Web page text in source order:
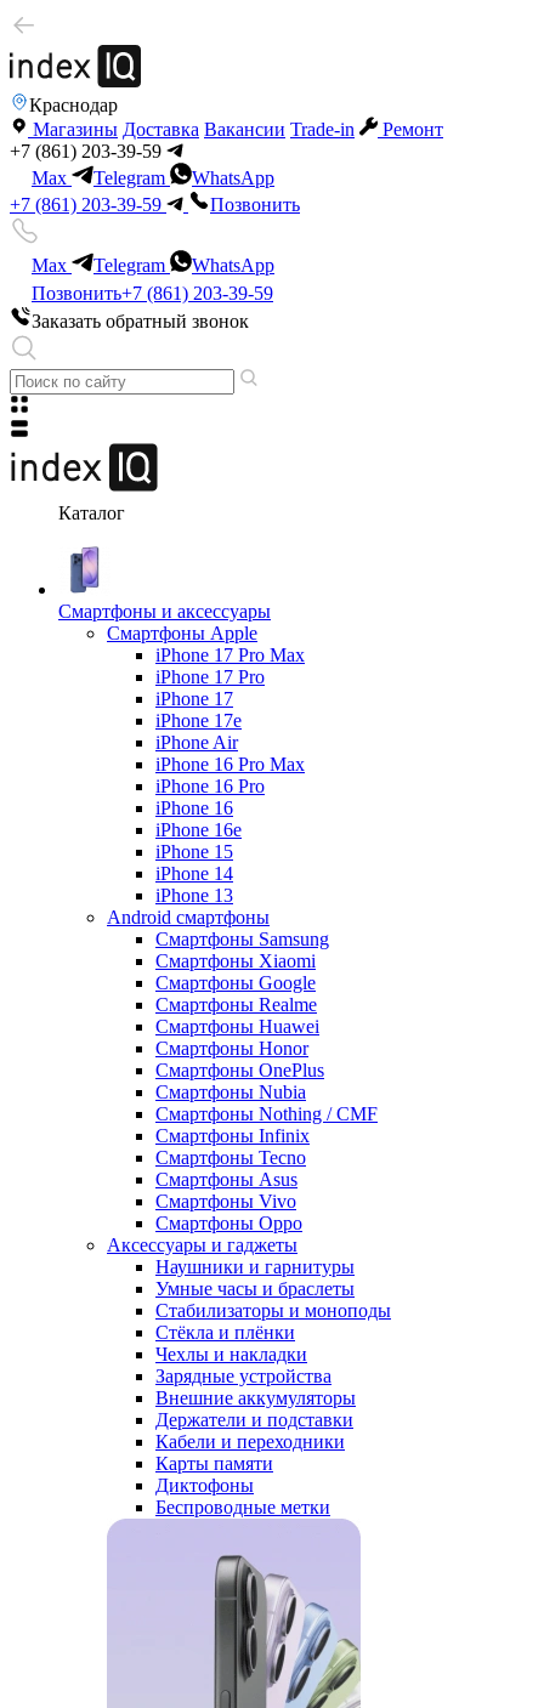
Краснодар
Магазины Доставка Вакансии Trade-in
Ремонт
+7 (861) 203-39-59
Max
Telegram
WhatsApp
+7 (861) 203-39-59
Позвонить
Max Telegram
WhatsApp
Позвонить+7 (861) 203-39-59
Заказать обратный звонок
Каталог
Смартфоны и аксессуары
Смартфоны Apple
iPhone 17 Pro Max
iPhone 17 Pro
iPhone 17
iPhone 17e
iPhone Air
iPhone 16 Pro Max
iPhone 16 Pro
iPhone 16
iPhone 16e
iPhone 15
iPhone 14
iPhone 13
Android cмартфоны
Смартфоны Samsung
Смартфоны Xiaomi
Смартфоны Google
Смартфоны Realme
Смартфоны Huawei
Смартфоны Honor
Смартфоны OnePlus
Смартфоны Nubia
Смартфоны Nothing / CMF
Смартфоны Infinix
Смартфоны Tecno
Смартфоны Asus
Смартфоны Vivo
Смартфоны Oppo
Аксессуары и гаджеты
Наушники и гарнитуры
Умные часы и браслеты
Стабилизаторы и моноподы
Стёкла и плёнки
Чехлы и накладки
Зарядные устройства
Внешние аккумуляторы
Держатели и подставки
Кабели и переходники
Карты памяти
Диктофоны
Беспроводные метки